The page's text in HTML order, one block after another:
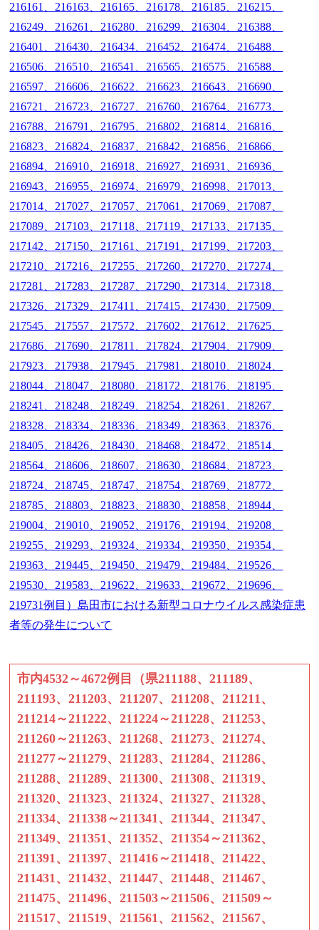
216161、216163、216165、216178、216185、216215、
216249、216261、216280、216299、216304、216388、
216401、216430、216434、216452、216474、216488、
216506、216510、216541、216565、216575、216588、
216597、216606、216622、216623、216643、216690、
216721、216723、216727、216760、216764、216773、
216788、216791、216795、216802、216814、216816、
216823、216824、216837、216842、216856、216866、
216894、216910、216918、216927、216931、216936、
216943、216955、216974、216979、216998、217013、
217014、217027、217057、217061、217069、217087、
217089、217103、217118、217119、217133、217135、
217142、217150、217161、217191、217199、217203、
217210、217216、217255、217260、217270、217274、
217281、217283、217287、217290、217314、217318、
217326、217329、217411、217415、217430、217509、
217545、217557、217572、217602、217612、217625、
217686、217690、217811、217824、217904、217909、
217923、217938、217945、217981、218010、218024、
218044、218047、218080、218172、218176、218195、
218241、218248、218249、218254、218261、218267、
218328、218334、218336、218349、218363、218376、
218405、218426、218430、218468、218472、218514、
218564、218606、218607、218630、218684、218723、
218724、218745、218747、218754、218769、218772、
218785、218803、218823、218830、218858、218944、
219004、219010、219052、219176、219194、219208、
219255、219293、219324、219334、219350、219354、
219363、219445、219450、219479、219484、219526、
219530、219583、219622、219633、219672、219696、
219731例目）島田市における新型コロナウイルス感染症患
者等の発生について
市内4532～4672例目（県211188、211189、
211193、211203、211207、211208、211211、
211214～211222、211224～211228、211253、
211260～211263、211268、211273、211274、
211277～211279、211283、211284、211286、
211288、211289、211300、211308、211319、
211320、211323、211324、211327、211328、
211334、211338～211341、211344、211347、
211349、211351、211352、211354～211362、
211391、211397、211416～211418、211422、
211431、211432、211447、211448、211467、
211475、211496、211503～211506、211509～
211517、211519、211561、211562、211567、